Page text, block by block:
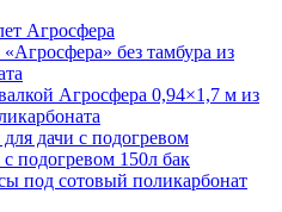
Агросфера
без тамбура из
Агросфера 0,94×1,7 м из
дачи с подогревом
подогревом 150л бак
под сотовый поликарбонат